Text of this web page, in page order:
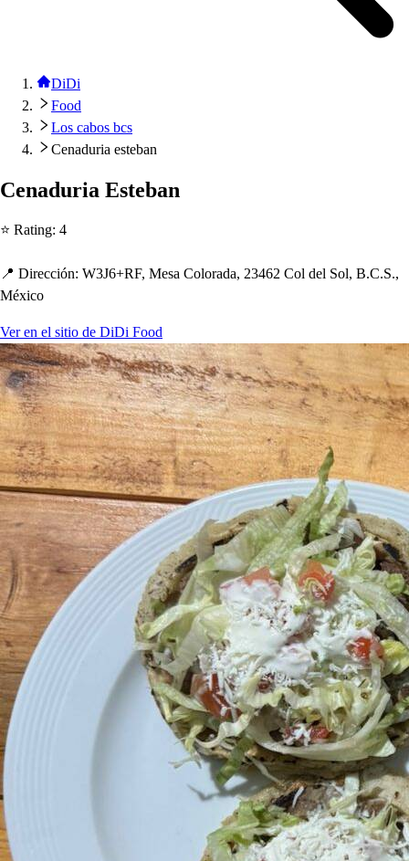
DiDi
Food
Los cabos bcs
Cenaduria esteban
Cenaduria Esteban
⭐ Rating: 4
📍 Dirección: W3J6+RF, Mesa Colorada, 23462 Col del Sol, B.C.S.,
México
Ver en el sitio de DiDi Food